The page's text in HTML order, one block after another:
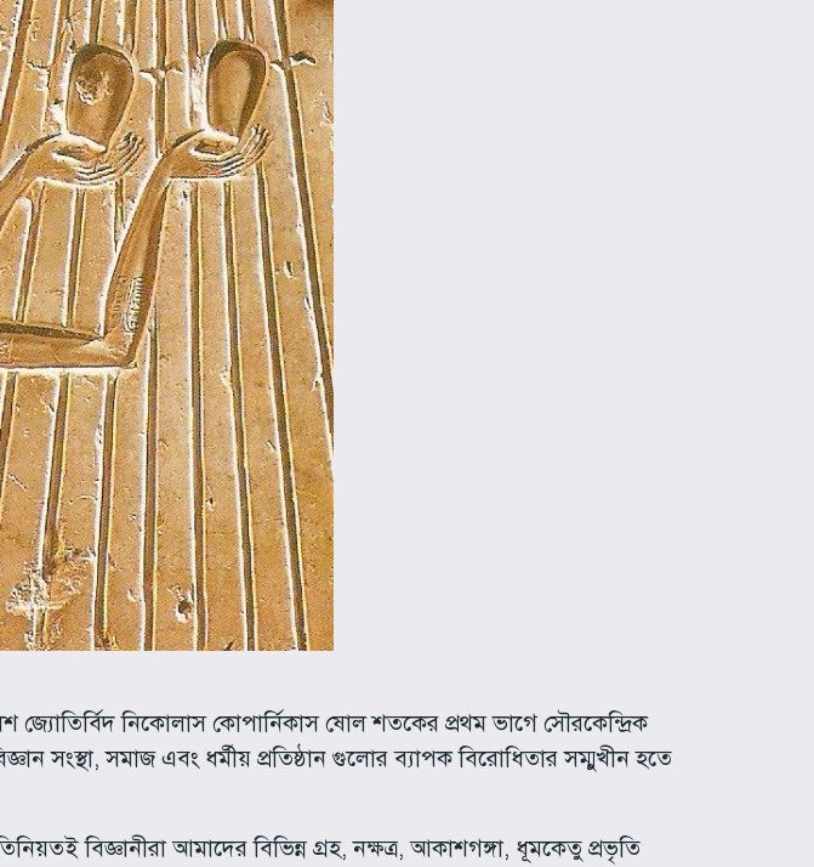
নিকোলাস কোপার্নিকাস ষোল শতকের প্রথম ভাগে সৌরকেন্দ্রিক
সংস্থা, সমাজ এবং ধর্মীয় প্রতিষ্ঠান গুলোর ব্যাপক বিরোধিতার সম্মুখীন হতে
বিজ্ঞানীরা আমাদের বিভিন্ন গ্রহ, নক্ষত্র, আকাশগঙ্গা, ধূমকেতু প্রভৃতি